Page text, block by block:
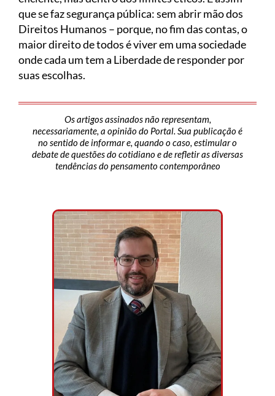
que se faz segurança pública: sem abrir mão dos
Direitos Humanos – porque, no fim das contas, o
maior direito de todos é viver em uma sociedade
onde cada um tem a Liberdade de responder por
suas escolhas.
Os artigos assinados não representam,
necessariamente, a opinião do Portal. Sua publicação é
no sentido de informar e, quando o caso, estimular o
debate de questões do cotidiano e de refletir as diversas
tendências do pensamento contemporâneo